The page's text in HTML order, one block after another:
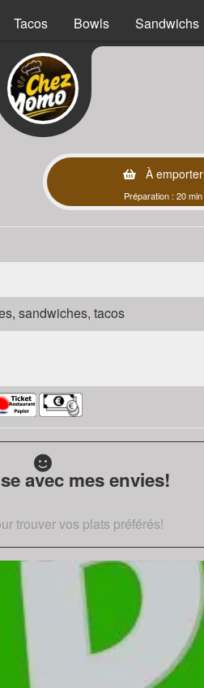
Tacos Bowls Sandwichs
À emporter
Préparation : 20 min
sandwiches, tacos
avec mes envies!
trouver vos plats préférés!